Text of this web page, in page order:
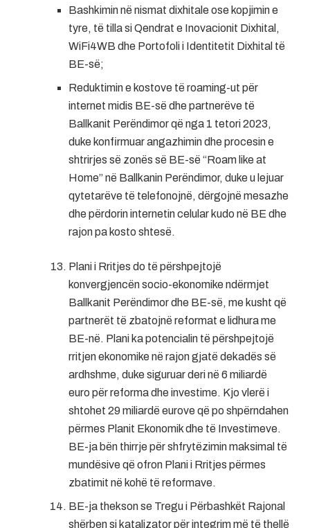
Bashkimin në nismat dixhitale ose kopjimin e
tyre, të tilla si Qendrat e Inovacionit Dixhital,
WiFi4WB dhe Portofoli i Identitetit Dixhital të
BE-së;
Reduktimin e kostove të roaming-ut për
internet midis BE-së dhe partnerëve të
Ballkanit Perëndimor që nga 1 tetori 2023,
duke konfirmuar angazhimin dhe procesin e
shtrirjes së zonës së BE-së “Roam like at
Home” në Ballkanin Perëndimor, duke u lejuar
qytetarëve të telefonojnë, dërgojnë mesazhe
dhe përdorin internetin celular kudo në BE dhe
rajon pa kosto shtesë.
Plani i Rritjes do të përshpejtojë
konvergjencën socio-ekonomike ndërmjet
Ballkanit Perëndimor dhe BE-së, me kusht që
partnerët të zbatojnë reformat e lidhura me
BE-në. Plani ka potencialin të përshpejtojë
rritjen ekonomike në rajon gjatë dekadës së
ardhshme, duke siguruar deri në 6 miliardë
euro për reforma dhe investime. Kjo vlerë i
shtohet 29 miliardë eurove që po shpërndahen
përmes Planit Ekonomik dhe të Investimeve.
BE-ja bën thirrje për shfrytëzimin maksimal të
mundësive që ofron Plani i Rritjes përmes
zbatimit në kohë të reformave.
BE-ja thekson se Tregu i Përbashkët Rajonal
shërben si katalizator për integrim më të thellë